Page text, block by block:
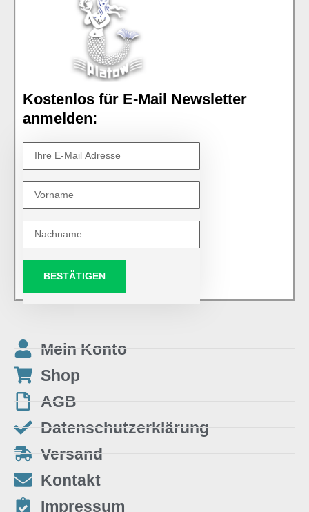
Kostenlos für E-Mail Newsletter
anmelden:
BESTÄTIGEN
Mein Konto
Shop
AGB
Datenschutzerklärung
Versand
Kontakt
Impressum